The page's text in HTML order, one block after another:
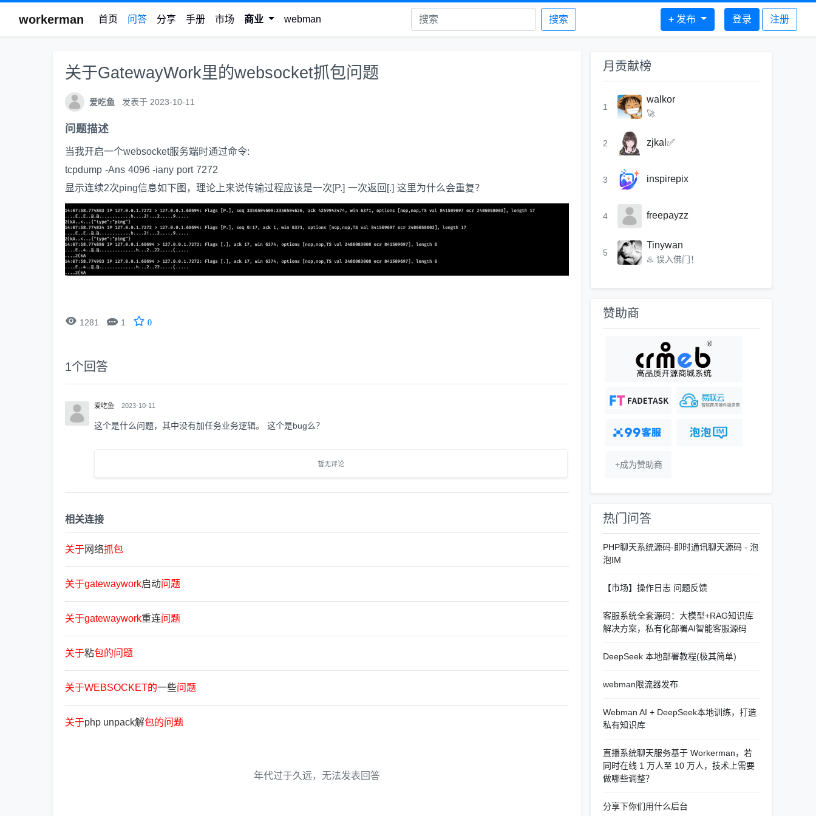
workerman 首页 问答 分享 手册 市场 商业 webman 搜索 + 发布 登录 注册
关于GatewayWork里的websocket抓包问题
爱吃鱼 发表于 2023-10-11
问题描述
当我开启一个websocket服务端时通过命令:
tcpdump -Ans 4096 -iany port 7272
显示连续2次ping信息如下图，理论上来说传输过程应该是一次[P.] 一次返回[.] 这里为什么会重复？
 1281  1 0
1个回答
爱吃鱼 2023-10-11
这个是什么问题，其中没有加任务业务逻辑。 这个是bug么？
暂无评论
相关连接
关于网络抓包
关于gatewaywork启动问题
关于gatewaywork重连问题
关于粘包的问题
关于WEBSOCKET的一些问题
关于php unpack解包的问题
年代过于久远，无法发表回答
月贡献榜
1
walkor
🚀
2 zjkal✅
3 inspirepix
4 freepayzz
5
Tinywan
♨️ 误入佛门！
赞助商
+成为赞助商
热门问答
PHP聊天系统源码-即时通讯聊天源码 - 泡
泡IM
【市场】操作日志 问题反馈
客服系统全套源码：大模型+RAG知识库
解决方案，私有化部署AI智能客服源码
DeepSeek 本地部署教程(极其简单)
webman限流器发布
Webman AI + DeepSeek本地训练，打造
私有知识库
直播系统聊天服务基于 Workerman，若
同时在线 1 万人至 10 万人，技术上需要
做哪些调整？
分享下你们用什么后台